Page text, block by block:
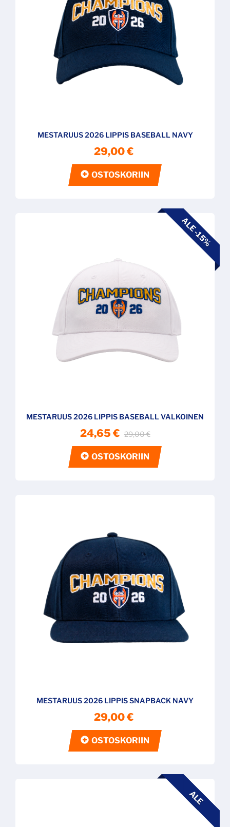
MESTARUUS 2026 LIPPIS BASEBALL NAVY
29,00 €
OSTOSKORIIN
ALE -15%
MESTARUUS 2026 LIPPIS BASEBALL VALKOINEN
24,65 € 29,00 €
OSTOSKORIIN
MESTARUUS 2026 LIPPIS SNAPBACK NAVY
29,00 €
OSTOSKORIIN
ALE